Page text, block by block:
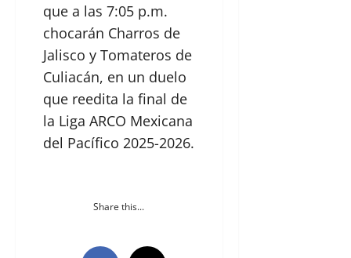
que a las 7:05 p.m.
chocarán Charros de
Jalisco y Tomateros de
Culiacán, en un duelo
que reedita la final de
la Liga ARCO Mexicana
del Pacífico 2025-2026.
Share this...